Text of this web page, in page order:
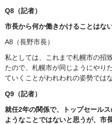
Q8（記者）
市長から何か働きかけることはな
A8（長野市長）
私としては、これまで札幌市の招
たので、札幌市が同じようにやり
ていくことがわれわれの姿勢では
Q9（記者）
就任2年の関係で、トップセール
ようなことではないと思うが、市